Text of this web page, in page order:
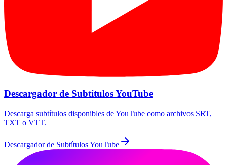
Descargador de Subtítulos YouTube
Descarga subtítulos disponibles de YouTube como archivos SRT,
TXT o VTT.
Descargador de Subtítulos YouTube